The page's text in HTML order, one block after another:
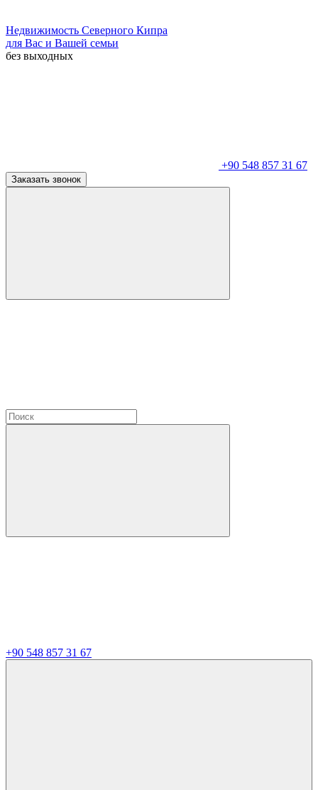
Недвижимость Северного Кипра
для Вас и Вашей семьи
без выходных
+90 548 857 31 67
Заказать звонок
+90 548 857 31 67